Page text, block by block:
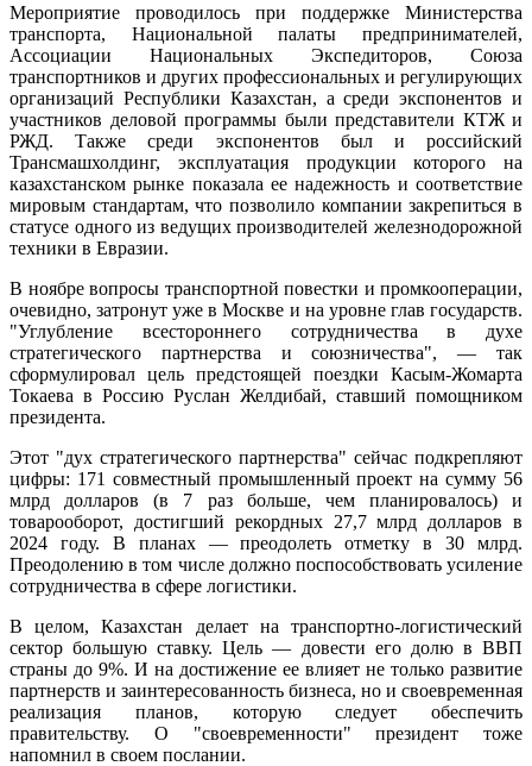
Мероприятие проводилось при поддержке Министерства
транспорта, Национальной палаты предпринимателей,
Ассоциации Национальных Экспедиторов, Союза
транспортников и других профессиональных и регулирующих
организаций Республики Казахстан, а среди экспонентов и
участников деловой программы были представители КТЖ и
РЖД. Также среди экспонентов был и российский
Трансмашхолдинг, эксплуатация продукции которого на
казахстанском рынке показала ее надежность и соответствие
мировым стандартам, что позволило компании закрепиться в
статусе одного из ведущих производителей железнодорожной
техники в Евразии.
В ноябре вопросы транспортной повестки и промкооперации,
очевидно, затронут уже в Москве и на уровне глав государств.
"Углубление всестороннего сотрудничества в духе
стратегического партнерства и союзничества", — так
сформулировал цель предстоящей поездки Касым-Жомарта
Токаева в Россию Руслан Желдибай, ставший помощником
президента.
Этот "дух стратегического партнерства" сейчас подкрепляют
цифры: 171 совместный промышленный проект на сумму 56
млрд долларов (в 7 раз больше, чем планировалось) и
товарооборот, достигший рекордных 27,7 млрд долларов в
2024 году. В планах — преодолеть отметку в 30 млрд.
Преодолению в том числе должно поспособствовать усиление
сотрудничества в сфере логистики.
В целом, Казахстан делает на транспортно-логистический
сектор большую ставку. Цель — довести его долю в ВВП
страны до 9%. И на достижение ее влияет не только развитие
партнерств и заинтересованность бизнеса, но и своевременная
реализация планов, которую следует обеспечить
правительству. О "своевременности" президент тоже
напомнил в своем послании.